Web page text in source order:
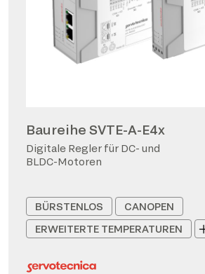
Baureihe SVTE-A-E4x
Digitale Regler für DC- und
BLDC-Motoren
BÜRSTENLOS
CANOPEN
ERWEITERTE TEMPERATUREN